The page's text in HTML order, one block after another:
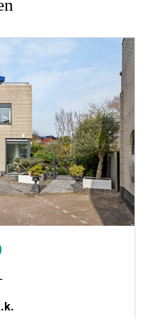
voor de
op de NEN2580. De
een meer eenduidige
voor het geven
De
in meetuitkomsten
of
van de meting.